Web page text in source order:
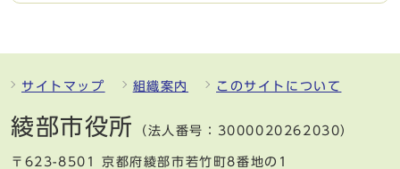
サイトマップ 組織案内 このサイトについて
綾部市役所 （法人番号：3000020262030）
〒623-8501 京都府綾部市若竹町8番地の1